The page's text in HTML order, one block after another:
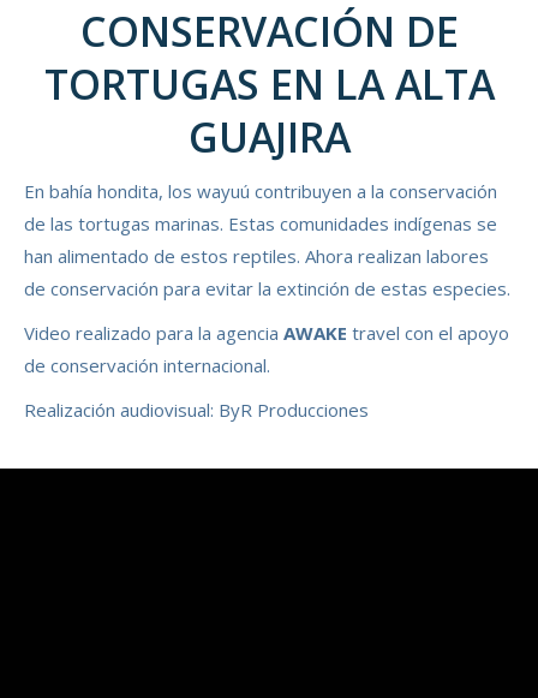
CONSERVACIÓN DE
TORTUGAS EN LA ALTA
GUAJIRA
En bahía hondita, los wayuú contribuyen a la conservación
de las tortugas marinas. Estas comunidades indígenas se
han alimentado de estos reptiles. Ahora realizan labores
de conservación para evitar la extinción de estas especies.
Video realizado para la agencia AWAKE travel con el apoyo
de conservación internacional.
Realización audiovisual: ByR Producciones